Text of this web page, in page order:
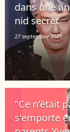
dans une
nid secret
27 septembre 2025
"Ce n’était
s'emporte